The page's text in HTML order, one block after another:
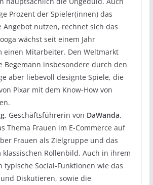
Prozent der Spieler(innen) das
Angebot nutzen, rechnet sich das
wächst seit einem Jahr
einen Mitarbeiter. Den Weltmarkt
Begemann insbesondere durch den
aber liebevoll designte Spiele, die
Pixar mit dem Know-How von
, Geschäftsführerin von DaWanda,
Thema Frauen im E-Commerce auf
Frauen als Zielgruppe und das
klassischen Rollenbild. Auch in ihrem
typische Social-Funktionen wie das
Diskutieren, sowie die